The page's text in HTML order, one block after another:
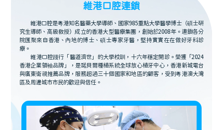
維港口腔連鎖
維港口腔是粵港知名醫藥大學導師、國家985重點大學醫學博士（碩士研
究生導師、高級教授）成立的香港大型醫療集團，創始於2008年。連鎖各分
院匯聚來自香港、內地的博士、碩士專家牙醫，堅持實實在在做好牙科診
療。
維港口腔踐行「醫道濟世」的大學校訓，十六年穩定開診。榮獲「2024
香港企業領袖品牌」，是諾貝爾種植系統全球放心植牙中心，香港新城電台
與廣東衛視推薦品牌，服務超過三十個國家和地區的顧客，受到粵港澳大灣
區及周邊城市市民的歡迎與信任。